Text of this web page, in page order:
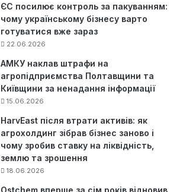
ЄС посилює контроль за пакуванням:
чому українському бізнесу варто
готуватися вже зараз
22.06.2026
АМКУ наклав штрафи на
агропідприємства Полтавщини та
Київщини за ненадання інформації
15.06.2026
HarvEast після втрати активів: як
агрохолдинг зібрав бізнес заново і
чому зробив ставку на ліквідність,
землю та зрошення
18.06.2026
Ostchem вперше за сім років відновив